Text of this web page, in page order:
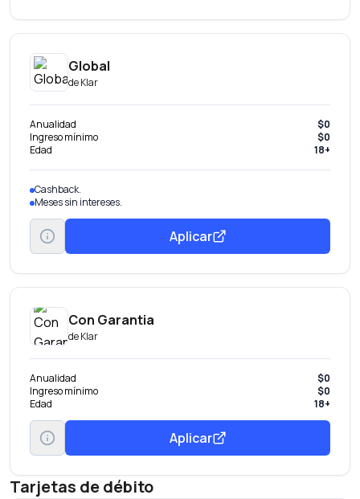
Global
deKlar
Anualidad
$0
Ingreso mínimo
$0
Edad
18+
Cashback.
Meses sin intereses.
Aplicar
Con Garantia
deKlar
Anualidad
$0
Ingreso mínimo
$0
Edad
18+
Aplicar
Tarjetas de débito